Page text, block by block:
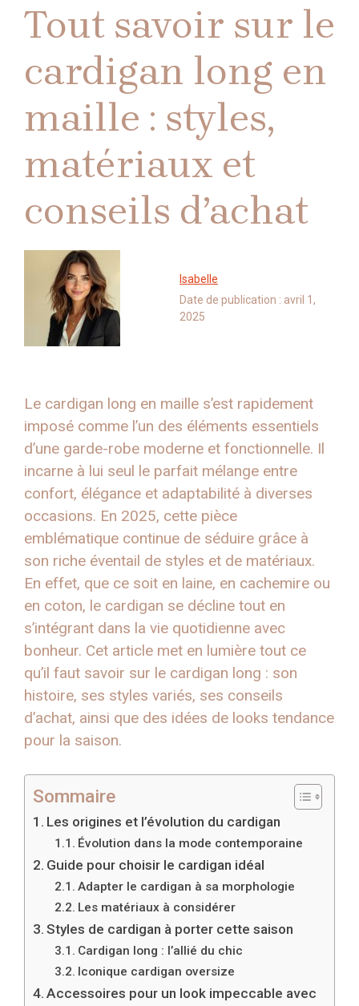
Tout savoir sur le
cardigan long en
maille : styles,
matériaux et
conseils d’achat
Isabelle
Date de publication : avril 1,
2025
Le cardigan long en maille s’est rapidement
imposé comme l’un des éléments essentiels
d’une garde-robe moderne et fonctionnelle. Il
incarne à lui seul le parfait mélange entre
confort, élégance et adaptabilité à diverses
occasions. En 2025, cette pièce
emblématique continue de séduire grâce à
son riche éventail de styles et de matériaux.
En effet, que ce soit en laine, en cachemire ou
en coton, le cardigan se décline tout en
s’intégrant dans la vie quotidienne avec
bonheur. Cet article met en lumière tout ce
qu’il faut savoir sur le cardigan long : son
histoire, ses styles variés, ses conseils
d’achat, ainsi que des idées de looks tendance
pour la saison.
Sommaire
Les origines et l’évolution du cardigan
Évolution dans la mode contemporaine
Guide pour choisir le cardigan idéal
Adapter le cardigan à sa morphologie
Les matériaux à considérer
Styles de cardigan à porter cette saison
Cardigan long : l’allié du chic
Iconique cardigan oversize
Accessoires pour un look impeccable avec